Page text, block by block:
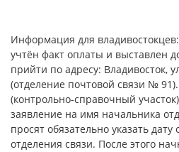
Информация для
учтён факт оплаты и выставлен
прийти по адресу: Владивосток,
(отделение почтовой связи №
(контрольно-справочный
заявление на имя начальника
просят обязательно указать
отделения связи. После этого